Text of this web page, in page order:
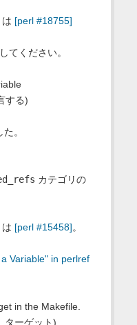
[perl #18755]
てください。
する)
。
カテゴリの
[perl #15458]。
Variable" in perlref
in the Makefile.
ターゲット)